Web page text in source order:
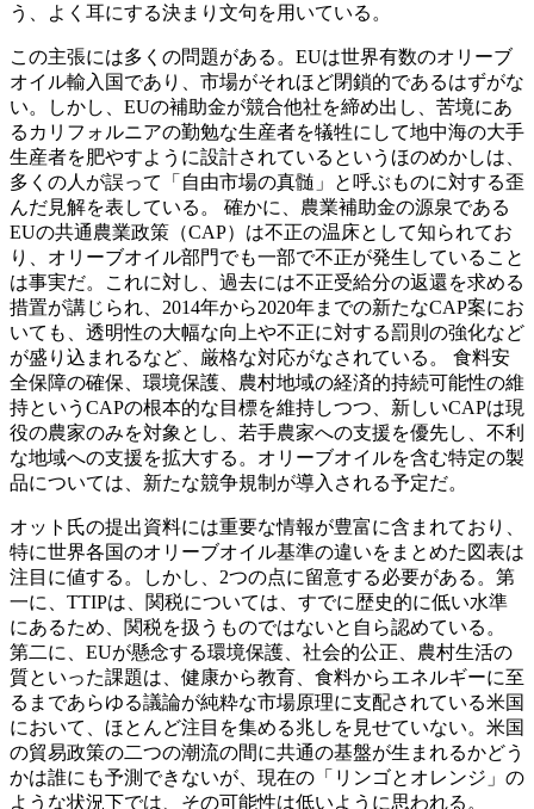
う、よく耳にする決まり文句を用いている。
この主張には多くの問題がある。EUは世界有数のオリーブ
オイル輸入国であり、市場がそれほど閉鎖的であるはずがな
い。しかし、EUの補助金が競合他社を締め出し、苦境にあ
るカリフォルニアの勤勉な生産者を犠牲にして地中海の大手
生産者を肥やすように設計されているというほのめかしは、
多くの人が誤って「自由市場の真髄」と呼ぶものに対する歪
んだ見解を表している。 確かに、農業補助金の源泉である
EUの共通農業政策（CAP）は不正の温床として知られてお
り、オリーブオイル部門でも一部で不正が発生していること
は事実だ。これに対し、過去には不正受給分の返還を求める
措置が講じられ、2014年から2020年までの新たなCAP案にお
いても、透明性の大幅な向上や不正に対する罰則の強化など
が盛り込まれるなど、厳格な対応がなされている。 食料安
全保障の確保、環境保護、農村地域の経済的持続可能性の維
持というCAPの根本的な目標を維持しつつ、新しいCAPは現
役の農家のみを対象とし、若手農家への支援を優先し、不利
な地域への支援を拡大する。オリーブオイルを含む特定の製
品については、新たな競争規制が導入される予定だ。
オット氏の提出資料には重要な情報が豊富に含まれており、
特に世界各国のオリーブオイル基準の違いをまとめた図表は
注目に値する。しかし、2つの点に留意する必要がある。第
一に、TTIPは、関税については、すでに歴史的に低い水準
にあるため、関税を扱うものではないと自ら認めている。
第二に、EUが懸念する環境保護、社会的公正、農村生活の
質といった課題は、健康から教育、食料からエネルギーに至
るまであらゆる議論が純粋な市場原理に支配されている米国
において、ほとんど注目を集める兆しを見せていない。米国
の貿易政策の二つの潮流の間に共通の基盤が生まれるかどう
かは誰にも予測できないが、現在の「リンゴとオレンジ」の
ような状況下では、その可能性は低いように思われる。